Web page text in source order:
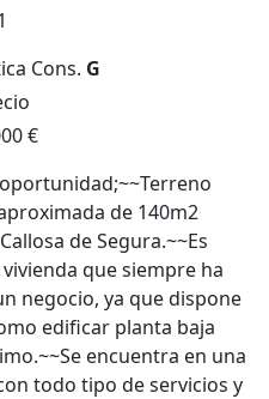
Cons. G
€
de 140m2
de Segura.~~Es
que siempre ha
negocio, ya que dispone
edificar planta baja
encuentra en una
todo tipo de servicios y